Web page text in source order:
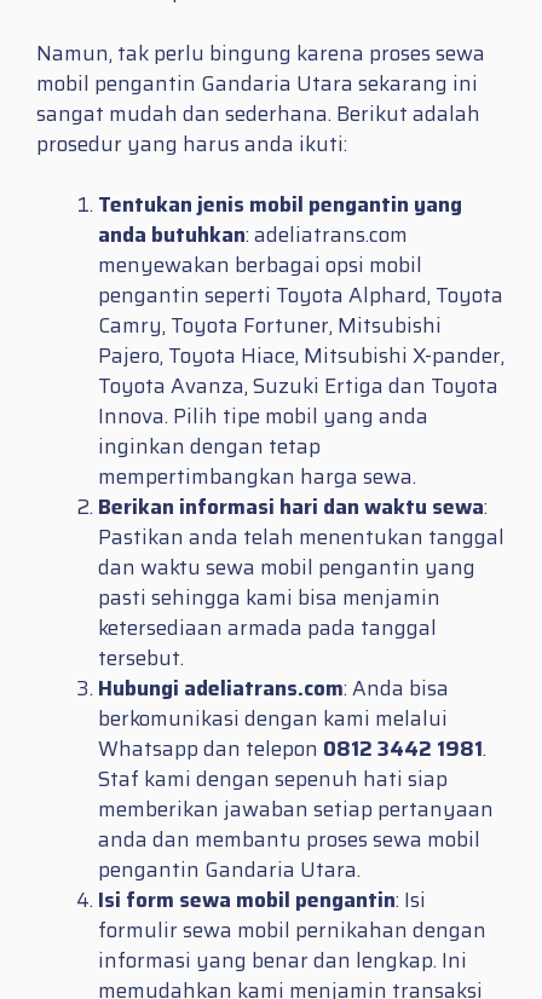
Namun, tak perlu bingung karena proses sewa
mobil pengantin Gandaria Utara sekarang ini
sangat mudah dan sederhana. Berikut adalah
prosedur yang harus anda ikuti:
Tentukan jenis mobil pengantin yang
anda butuhkan: adeliatrans.com
menyewakan berbagai opsi mobil
pengantin seperti Toyota Alphard, Toyota
Camry, Toyota Fortuner, Mitsubishi
Pajero, Toyota Hiace, Mitsubishi X-pander,
Toyota Avanza, Suzuki Ertiga dan Toyota
Innova. Pilih tipe mobil yang anda
inginkan dengan tetap
mempertimbangkan harga sewa.
Berikan informasi hari dan waktu sewa:
Pastikan anda telah menentukan tanggal
dan waktu sewa mobil pengantin yang
pasti sehingga kami bisa menjamin
ketersediaan armada pada tanggal
tersebut.
Hubungi adeliatrans.com: Anda bisa
berkomunikasi dengan kami melalui
Whatsapp dan telepon 0812 3442 1981.
Staf kami dengan sepenuh hati siap
memberikan jawaban setiap pertanyaan
anda dan membantu proses sewa mobil
pengantin Gandaria Utara.
Isi form sewa mobil pengantin: Isi
formulir sewa mobil pernikahan dengan
informasi yang benar dan lengkap. Ini
memudahkan kami menjamin transaksi